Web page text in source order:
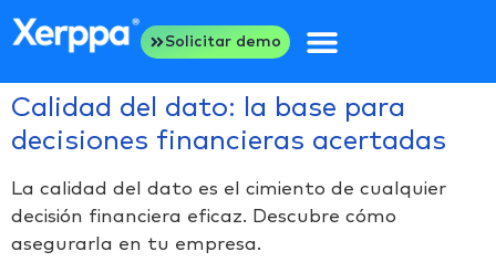
Solicitar demo
Calidad del dato: la base para
decisiones financieras acertadas
La calidad del dato es el cimiento de cualquier
decisión financiera eficaz. Descubre cómo
asegurarla en tu empresa.